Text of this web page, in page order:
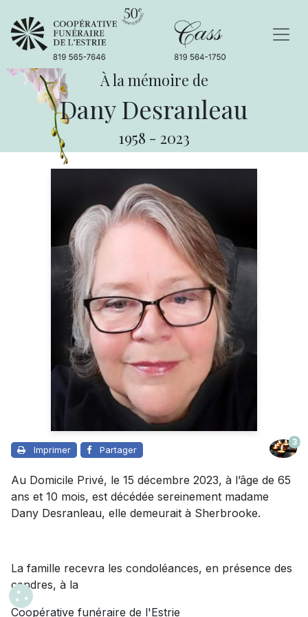
À la mémoire de
Dany Desranleau
1958 - 2023
Imprimer Partager
3
Au Domicile Privé, le 15 décembre 2023, à l’âge de 65
ans et 10 mois, est décédée sereinement madame
Dany Desranleau, elle demeurait à Sherbrooke.
La famille recevra les condoléances, en présence des
cendres, à la
Coopérative funéraire de l'Estrie